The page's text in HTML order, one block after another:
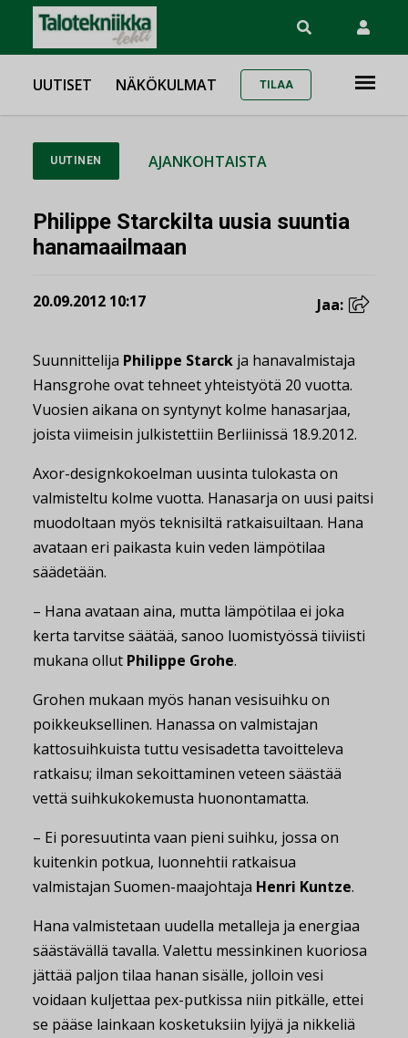
UUTISET NÄKÖKULMAT TILAA
UUTINEN AJANKOHTAISTA
Philippe Starckilta uusia suuntia
hanamaailmaan
20.09.2012 10:17 Jaa:
Suunnittelija Philippe Starck ja hanavalmistaja
Hansgrohe ovat tehneet yhteistyötä 20 vuotta.
Vuosien aikana on syntynyt kolme hanasarjaa,
joista viimeisin julkistettiin Berliinissä 18.9.2012.
Axor-designkokoelman uusinta tulokasta on
valmisteltu kolme vuotta. Hanasarja on uusi paitsi
muodoltaan myös teknisiltä ratkaisuiltaan. Hana
avataan eri paikasta kuin veden lämpötilaa
säädetään.
– Hana avataan aina, mutta lämpötilaa ei joka
kerta tarvitse säätää, sanoo luomistyössä tiiviisti
mukana ollut Philippe Grohe.
Grohen mukaan myös hanan vesisuihku on
poikkeuksellinen. Hanassa on valmistajan
kattosuihkuista tuttu vesisadetta tavoitteleva
ratkaisu; ilman sekoittaminen veteen säästää
vettä suihkukokemusta huonontamatta.
– Ei poresuutinta vaan pieni suihku, jossa on
kuitenkin potkua, luonnehtii ratkaisua
valmistajan Suomen-maajohtaja Henri Kuntze.
Hana valmistetaan uudella metalleja ja energiaa
säästävällä tavalla. Valettu messinkinen kuoriosa
jättää paljon tilaa hanan sisälle, jolloin vesi
voidaan kuljettaa pex-putkissa niin pitkälle, ettei
se pääse lainkaan kosketuksiin lyijyä ja nikkeliä